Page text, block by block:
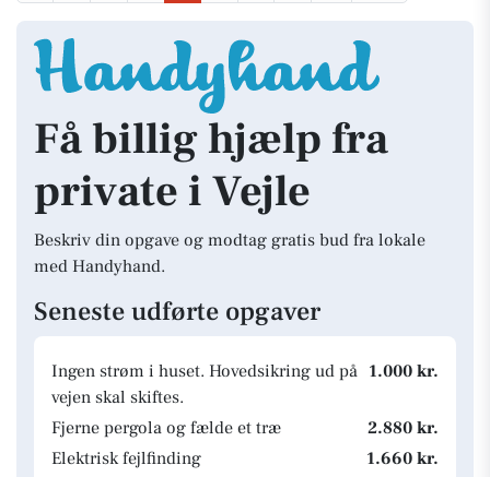
Få billig hjælp fra
private i Vejle
Beskriv din opgave og modtag gratis bud fra lokale
med Handyhand.
Seneste udførte opgaver
Ingen strøm i huset. Hovedsikring ud på
vejen skal skiftes.
1.000 kr.
Fjerne pergola og fælde et træ
2.880 kr.
Elektrisk fejlfinding
1.660 kr.